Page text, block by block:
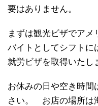
要はありません。
まずは観光ビザでア
バイトとしてシフトに
就労ビザを取得いたし
お休みの日や空き時間
さい。 お店の場所は